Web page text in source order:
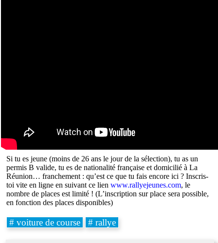
Si tu es jeune (moins de 26 ans le jour de la sélection), tu as un
permis B valide, tu es de nationalité française et domicilié à La
Réunion… franchement : qu’est ce que tu fais encore ici ? Inscris-
toi vite en ligne en suivant ce lienwww.rallyejeunes.com, le
nombre de places est limité ! (L’inscription sur place sera possible,
en fonction des places disponibles)
# voiture de course # rallye